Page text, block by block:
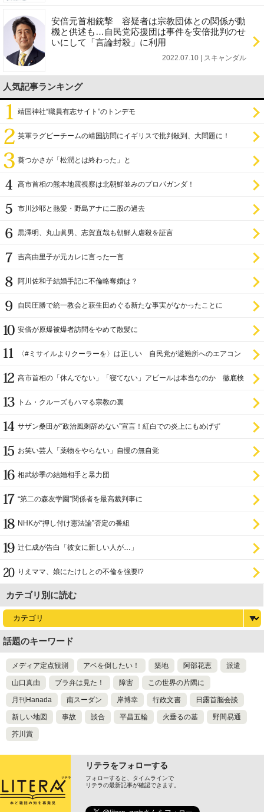
安倍元首相銃撃 容疑者は宗教団体との関係が動
機と供述も…自民党応援団は事件を安倍批判のせ
いにして「言論封殺」に利用
2022.07.10 | スキャンダル
人気記事ランキング
靖国神社“職員有志サイト”のトンデモ
英軍ラグビーチームの靖国訪問にイギリスで批判殺到、大問題に！
葵つかさが「松潤とは終わった」と
高市首相の熊本地震視察は北朝鮮並みのプロパガンダ！
市川沙耶と熱愛・野島アナに二股の過去
黒澤明、丸山眞男、志賀直哉も朝鮮人虐殺を証言
吉高由里子が元カレに言った一言
阿川佐和子結婚手記に不倫略奪婚は？
自民圧勝で統一教会と萩生田めぐる新たな事実がなかったことに
安倍が原爆被爆者訪問をやめて散髪に
〈#ミサイルよりクーラーを〉は正しい 自民党が避難所へのエアコン
高市首相の「休んでない」「寝てない」アピールは本当なのか 徹底検
トム・クルーズもハマる宗教の裏
サザン桑田が“政治風刺辞めない”宣言！紅白での炎上にもめげず
お笑い芸人「薬物をやらない」自慢の無自覚
相武紗季の結婚相手と暴力団
“第二の森友学園”関係者を最高裁判事に
NHKが“押し付け憲法論”否定の番組
辻仁成が告白「彼女に新しい人が…」
りえママ、娘にたけしとの不倫を強要!?
カテゴリ別に読む
話題のキーワード
メディア定点観測 アベを倒したい！ 築地 阿部花恵 派遣
山口真由 ブラ弁は見た！ 障害 この世界の片隅に
月刊Hanada 南スーダン 岸博幸 行政文書 日露首脳会談
新しい地図 事故 談合 平昌五輪 火垂るの墓 野間易通
芥川賞
リテラをフォローする
フォローすると、タイムラインで
リテラの最新記事が確認できます。